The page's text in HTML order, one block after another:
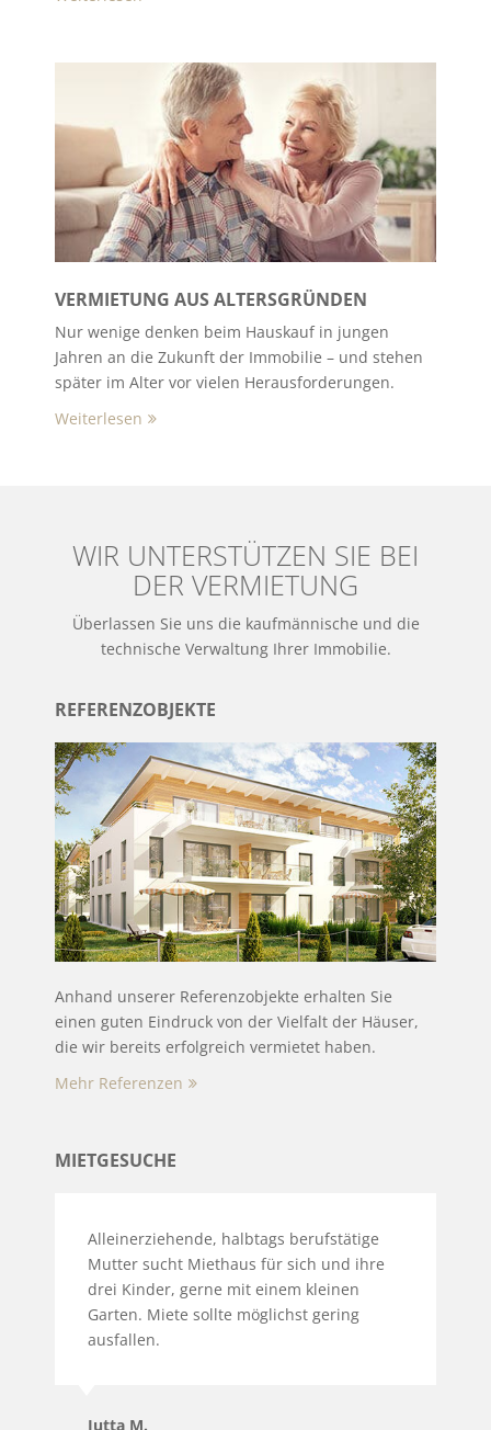
VERMIETUNG AUS ALTERSGRÜNDEN
Nur wenige denken beim Hauskauf in jungen
Jahren an die Zukunft der Immobilie – und stehen
später im Alter vor vielen Herausforderungen.
Weiterlesen
WIR UNTERSTÜTZEN SIE BEI
DER VERMIETUNG
Überlassen Sie uns die kaufmännische und die
technische Verwaltung Ihrer Immobilie.
REFERENZOBJEKTE
Anhand unserer Referenzobjekte erhalten Sie
einen guten Eindruck von der Vielfalt der Häuser,
die wir bereits erfolgreich vermietet haben.
Mehr Referenzen
MIETGESUCHE
Alleinerziehende, halbtags berufstätige
Mutter sucht Miethaus für sich und ihre
drei Kinder, gerne mit einem kleinen
Garten. Miete sollte möglichst gering
ausfallen.
Jutta M.